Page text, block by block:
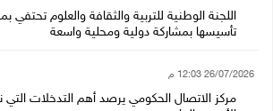
تأسيسها بمشاركة دولية ومحلية واسعة
26/07/2026 12:03 م
مركز الاتصال الحكومي يرصد أهم التدخلات التي